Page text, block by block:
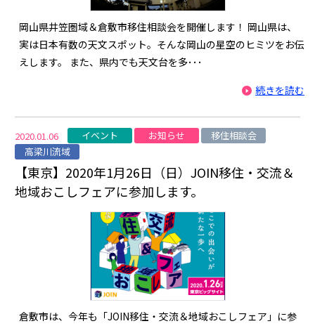
岡山県井笠圏域＆倉敷市移住相談会を開催します！ 岡山県は、
実は日本有数の天文スポット。そんな岡山の星空のヒミツをお伝
えします。 また、県内でも天文台を多･･･
続きを読む
2020.01.06 イベント お知らせ
移住相談会
高梁川流域
【東京】2020年1月26日（日）JOIN移住・交流＆
地域おこしフェアに参加します。
倉敷市は、今年も「JOIN移住・交流＆地域おこしフェア」に参